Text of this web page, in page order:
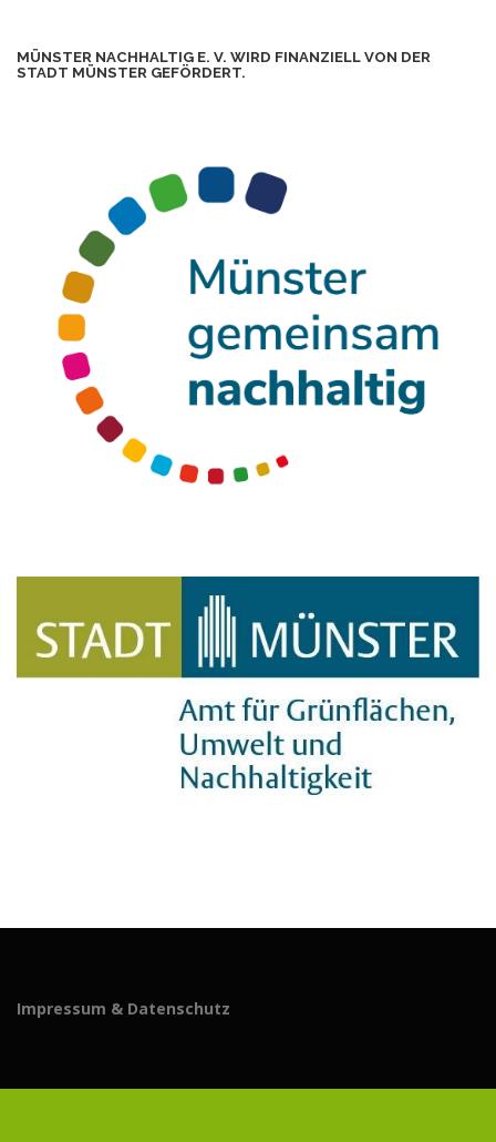
MÜNSTER NACHHALTIG E. V. WIRD FINANZIELL VON DER
STADT MÜNSTER GEFÖRDERT.
Impressum & Datenschutz